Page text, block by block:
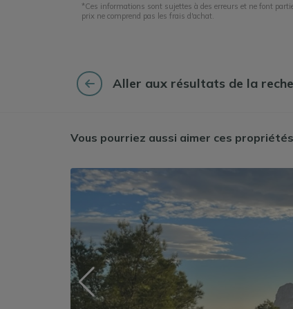
*Ces informations sont sujettes à des erreurs et ne font
prix ne comprend pas les frais d'achat.
Aller aux résultats de la
Vous pourriez aussi aimer ces propriétés